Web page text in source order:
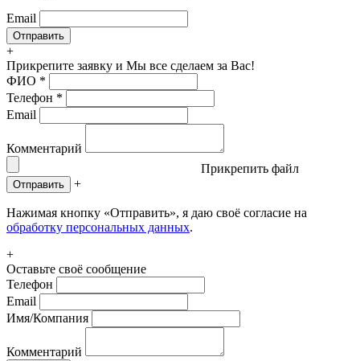
Email
+
Прикрепите заявку и Мы все сделаем за Вас!
ФИО *
Телефон *
Email
Комментарий
Прикрепить файл
Отправить +
Нажимая кнопку «Отправить», я даю своё согласие на
обработку персональных данных.
+
Оставьте своё сообщение
Телефон
Email
Имя/Компания
Комментарий